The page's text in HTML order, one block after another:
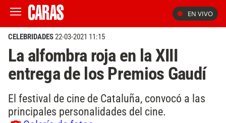
EN VIVO
CELEBRIDADES22-03-2021 11:15
La alfombra roja en la XIII
entrega de los Premios Gaudí
El festival de cine de Cataluña, convocó a las
principales personalidades del cine.